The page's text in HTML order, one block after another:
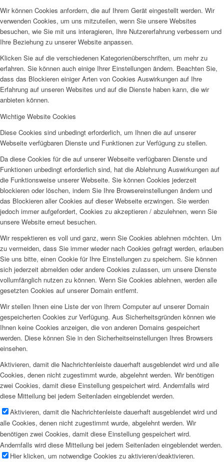
Wir können Cookies anfordern, die auf Ihrem Gerät eingestellt werden. Wir
verwenden Cookies, um uns mitzuteilen, wenn Sie unsere Websites
besuchen, wie Sie mit uns interagieren, Ihre Nutzererfahrung verbessern und
Ihre Beziehung zu unserer Website anpassen.
Klicken Sie auf die verschiedenen Kategorienüberschriften, um mehr zu
erfahren. Sie können auch einige Ihrer Einstellungen ändern. Beachten Sie,
dass das Blockieren einiger Arten von Cookies Auswirkungen auf Ihre
Erfahrung auf unseren Websites und auf die Dienste haben kann, die wir
anbieten können.
Wichtige Website Cookies
Diese Cookies sind unbedingt erforderlich, um Ihnen die auf unserer
Webseite verfügbaren Dienste und Funktionen zur Verfügung zu stellen.
Da diese Cookies für die auf unserer Webseite verfügbaren Dienste und
Funktionen unbedingt erforderlich sind, hat die Ablehnung Auswirkungen auf
die Funktionsweise unserer Webseite. Sie können Cookies jederzeit
blockieren oder löschen, indem Sie Ihre Browsereinstellungen ändern und
das Blockieren aller Cookies auf dieser Webseite erzwingen. Sie werden
jedoch immer aufgefordert, Cookies zu akzeptieren / abzulehnen, wenn Sie
unsere Website erneut besuchen.
Wir respektieren es voll und ganz, wenn Sie Cookies ablehnen möchten. Um
zu vermeiden, dass Sie immer wieder nach Cookies gefragt werden, erlauben
Sie uns bitte, einen Cookie für Ihre Einstellungen zu speichern. Sie können
sich jederzeit abmelden oder andere Cookies zulassen, um unsere Dienste
vollumfänglich nutzen zu können. Wenn Sie Cookies ablehnen, werden alle
gesetzten Cookies auf unserer Domain entfernt.
Wir stellen Ihnen eine Liste der von Ihrem Computer auf unserer Domain
gespeicherten Cookies zur Verfügung. Aus Sicherheitsgründen können wie
Ihnen keine Cookies anzeigen, die von anderen Domains gespeichert
werden. Diese können Sie in den Sicherheitseinstellungen Ihres Browsers
einsehen.
Aktivieren, damit die Nachrichtenleiste dauerhaft ausgeblendet wird und alle
Cookies, denen nicht zugestimmt wurde, abgelehnt werden. Wir benötigen
zwei Cookies, damit diese Einstellung gespeichert wird. Andernfalls wird
diese Mitteilung bei jedem Seitenladen eingeblendet werden.
Aktivieren, damit die Nachrichtenleiste dauerhaft ausgeblendet wird und
alle Cookies, denen nicht zugestimmt wurde, abgelehnt werden. Wir
benötigen zwei Cookies, damit diese Einstellung gespeichert wird.
Andernfalls wird diese Mitteilung bei jedem Seitenladen eingeblendet werden.
Hier klicken, um notwendige Cookies zu aktivieren/deaktivieren.